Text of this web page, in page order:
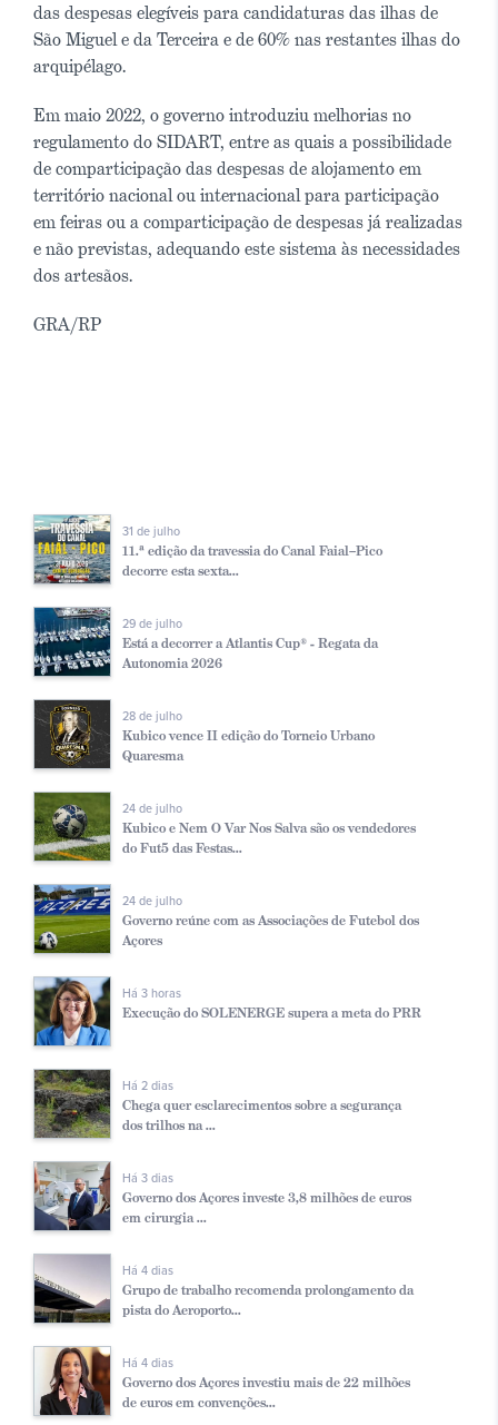
das despesas elegíveis para candidaturas das ilhas de
São Miguel e da Terceira e de 60% nas restantes ilhas do
arquipélago.
Em maio 2022, o governo introduziu melhorias no
regulamento do SIDART, entre as quais a possibilidade
de comparticipação das despesas de alojamento em
território nacional ou internacional para participação
em feiras ou a comparticipação de despesas já realizadas
e não previstas, adequando este sistema às necessidades
dos artesãos.
GRA/RP
31 de julho
11.ª edição da travessia do Canal Faial–Pico
decorre esta sexta...
29 de julho
Está a decorrer a Atlantis Cup® - Regata da
Autonomia 2026
28 de julho
Kubico vence II edição do Torneio Urbano
Quaresma
24 de julho
Kubico e Nem O Var Nos Salva são os vendedores
do Fut5 das Festas...
24 de julho
Governo reúne com as Associações de Futebol dos
Açores
Há 3 horas
Execução do SOLENERGE supera a meta do PRR
Há 2 dias
Chega quer esclarecimentos sobre a segurança
dos trilhos na ...
Há 3 dias
Governo dos Açores investe 3,8 milhões de euros
em cirurgia ...
Há 4 dias
Grupo de trabalho recomenda prolongamento da
pista do Aeroporto...
Há 4 dias
Governo dos Açores investiu mais de 22 milhões
de euros em convenções...